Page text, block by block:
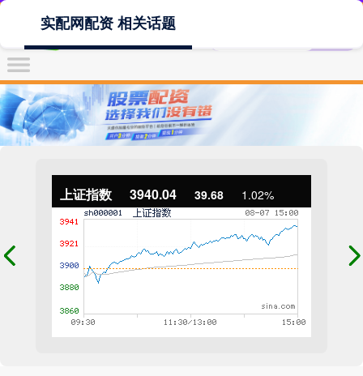
上证指数 3940.04 39.68 1.02%
实配网配资 相关话题